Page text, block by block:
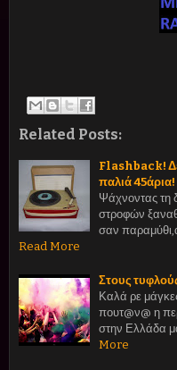
Related Posts:
Flashback!
παλιά 45άρια!
Ψάχνοντας τη
στροφών
σαν
Read More
Στους
Καλά ρε
πουτ@ν@ η
στην Ελλάδα
More